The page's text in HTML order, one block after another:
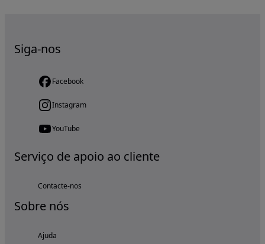
Siga-nos
Facebook
Instagram
YouTube
Serviço de apoio ao cliente
Contacte-nos
Sobre nós
Ajuda